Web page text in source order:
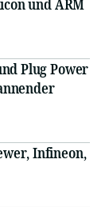
und ARM
Plug Power
Infineon,